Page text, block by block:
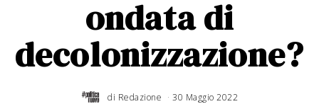
ondata di
decolonizzazione?
di Redazione 30 Maggio 2022